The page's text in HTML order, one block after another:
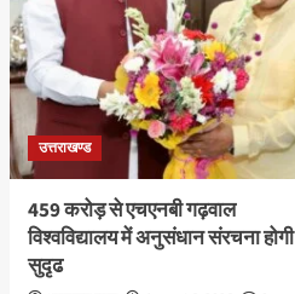
उत्तराखण्ड
459 करोड़ से एचएनबी गढ़वाल
विश्वविद्यालय में अनुसंधान संरचना होगी
सुदृढ